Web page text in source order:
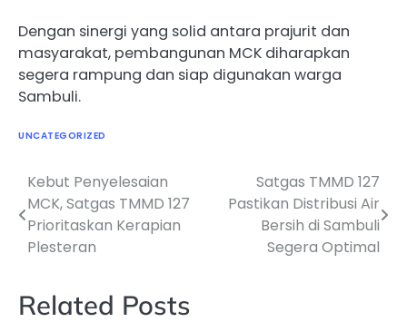
Dengan sinergi yang solid antara prajurit dan
masyarakat, pembangunan MCK diharapkan
segera rampung dan siap digunakan warga
Sambuli.
UNCATEGORIZED
Navigasi
pos
Kebut Penyelesaian
MCK, Satgas TMMD 127
Prioritaskan Kerapian
Plesteran
Satgas TMMD 127
Pastikan Distribusi Air
Bersih di Sambuli
Segera Optimal
Related Posts